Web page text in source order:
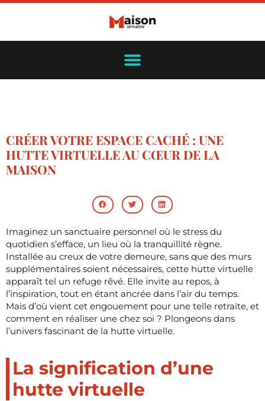
CRÉER VOTRE ESPACE CACHÉ : UNE
HUTTE VIRTUELLE AU CŒUR DE LA
MAISON
Imaginez un sanctuaire personnel où le stress du
quotidien s’efface, un lieu où la tranquillité règne.
Installée au creux de votre demeure, sans que des murs
supplémentaires soient nécessaires, cette hutte virtuelle
apparaît tel un refuge rêvé. Elle invite au repos, à
l’inspiration, tout en étant ancrée dans l’air du temps.
Mais d’où vient cet engouement pour une telle retraite, et
comment en réaliser une chez soi ? Plongeons dans
l’univers fascinant de la hutte virtuelle.
La signification d’une
hutte virtuelle